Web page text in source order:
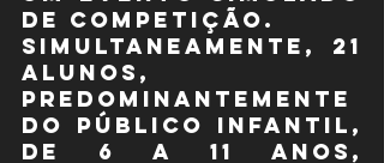
de competição.
Simultaneamente, 21
alunos,
predominantemente
do público infantil,
de 6 a 11 anos,